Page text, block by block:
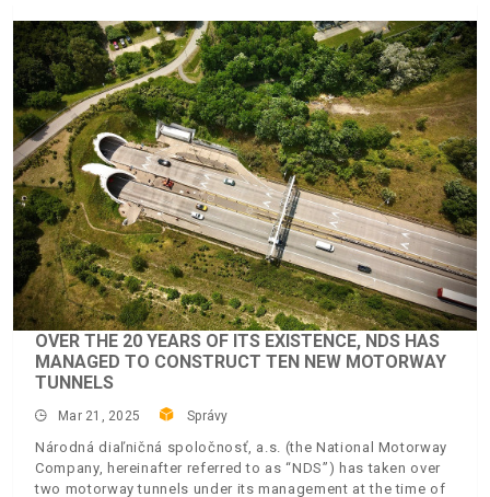
OVER THE 20 YEARS OF ITS EXISTENCE, NDS HAS
MANAGED TO CONSTRUCT TEN NEW MOTORWAY
TUNNELS
Mar 21, 2025 Správy
Národná diaľničná spoločnosť, a.s. (the National Motorway
Company, hereinafter referred to as “NDS”) has taken over
two motorway tunnels under its management at the time of